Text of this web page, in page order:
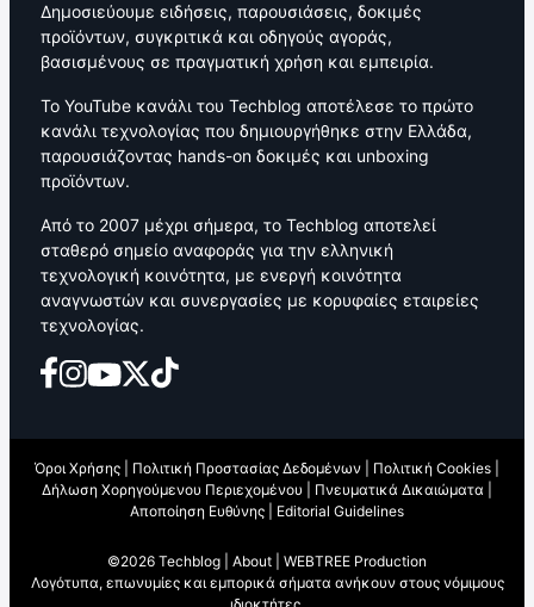
Δημοσιεύουμε ειδήσεις, παρουσιάσεις, δοκιμές
προϊόντων, συγκριτικά και οδηγούς αγοράς,
βασισμένους σε πραγματική χρήση και εμπειρία.
Το YouTube κανάλι του Techblog αποτέλεσε το πρώτο
κανάλι τεχνολογίας που δημιουργήθηκε στην Ελλάδα,
παρουσιάζοντας hands-on δοκιμές και unboxing
προϊόντων.
Από το 2007 μέχρι σήμερα, το Techblog αποτελεί
σταθερό σημείο αναφοράς για την ελληνική
τεχνολογική κοινότητα, με ενεργή κοινότητα
αναγνωστών και συνεργασίες με κορυφαίες εταιρείες
τεχνολογίας.
Όροι Χρήσης Πολιτική Προστασίας Δεδομένων Πολιτική Cookies
Δήλωση Χορηγούμενου Περιεχομένου
Πνευματικά Δικαιώματα
Αποποίηση Ευθύνης
Editorial Guidelines
©2026 Techblog | About
WEBTREE Production
Λογότυπα, επωνυμίες και εμπορικά σήματα ανήκουν στους νόμιμους